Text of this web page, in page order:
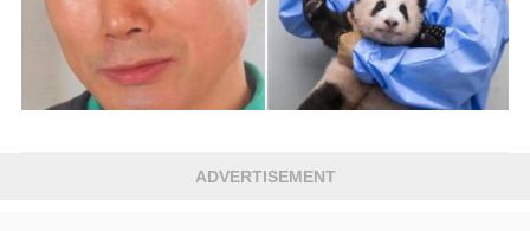
ADVERTISEMENT